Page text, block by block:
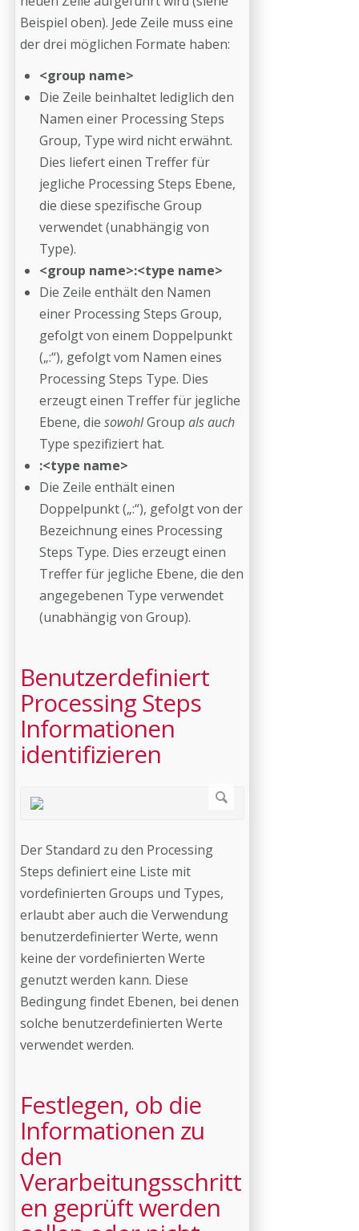
Beispiel oben). Jede Zeile muss eine
der drei möglichen Formate haben:
<group name>
Die Zeile beinhaltet lediglich den
Namen einer Processing Steps
Group, Type wird nicht erwähnt.
Dies liefert einen Treffer für
jegliche Processing Steps Ebene,
die diese spezifische Group
verwendet (unabhängig von
Type).
<group name>:<type name>
Die Zeile enthält den Namen
einer Processing Steps Group,
gefolgt von einem Doppelpunkt
(„:“), gefolgt vom Namen eines
Processing Steps Type. Dies
erzeugt einen Treffer für jegliche
Ebene, die sowohlGroup als auch
Type spezifiziert hat.
:<type name>
Die Zeile enthält einen
Doppelpunkt („:“), gefolgt von der
Bezeichnung eines Processing
Steps Type. Dies erzeugt einen
Treffer für jegliche Ebene, die den
angegebenen Type verwendet
(unabhängig von Group).
Benutzerdefiniert
Processing Steps
Informationen
identifizieren
Der Standard zu den Processing
Steps definiert eine Liste mit
vordefinierten Groups und Types,
erlaubt aber auch die Verwendung
benutzerdefinierter Werte, wenn
keine der vordefinierten Werte
genutzt werden kann. Diese
Bedingung findet Ebenen, bei denen
solche benutzerdefinierten Werte
verwendet werden.
Festlegen, ob die
Informationen zu
den
Verarbeitungsschritt
en geprüft werden